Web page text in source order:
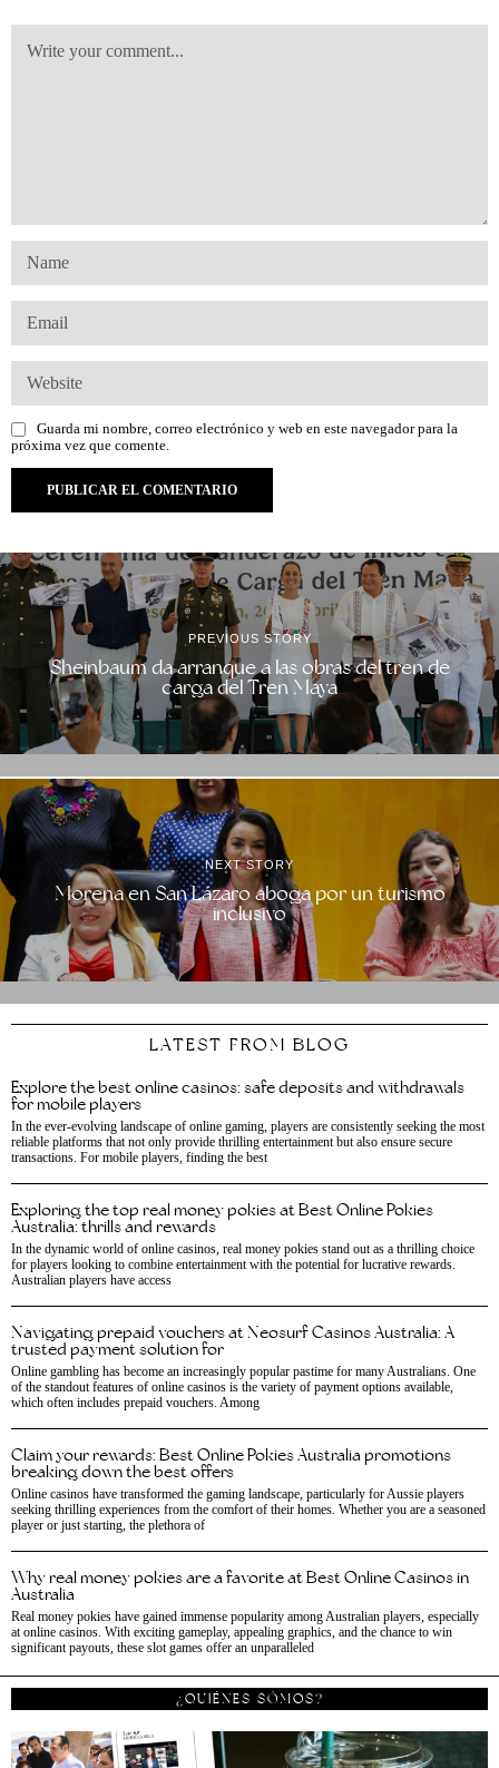
Guarda mi nombre, correo electrónico y web en este navegador para la
próxima vez que comente.
PREVIOUS STORY
Sheinbaum da arranque a las obras del tren de
carga del Tren Maya
NEXT STORY
Morena en San Lázaro aboga por un turismo
inclusivo
LATEST FROM BLOG
Explore the best online casinos: safe deposits and withdrawals
for mobile players
In the ever-evolving landscape of online gaming, players are consistently seeking the most
reliable platforms that not only provide thrilling entertainment but also ensure secure
transactions. For mobile players, finding the best
Exploring the top real money pokies at Best Online Pokies
Australia: thrills and rewards
In the dynamic world of online casinos, real money pokies stand out as a thrilling choice
for players looking to combine entertainment with the potential for lucrative rewards.
Australian players have access
Navigating prepaid vouchers at Neosurf Casinos Australia: A
trusted payment solution for
Online gambling has become an increasingly popular pastime for many Australians. One
of the standout features of online casinos is the variety of payment options available,
which often includes prepaid vouchers. Among
Claim your rewards: Best Online Pokies Australia promotions
breaking down the best offers
Online casinos have transformed the gaming landscape, particularly for Aussie players
seeking thrilling experiences from the comfort of their homes. Whether you are a seasoned
player or just starting, the plethora of
Why real money pokies are a favorite at Best Online Casinos in
Australia
Real money pokies have gained immense popularity among Australian players, especially
at online casinos. With exciting gameplay, appealing graphics, and the chance to win
significant payouts, these slot games offer an unparalleled
¿QUIÉNES SÓMOS?